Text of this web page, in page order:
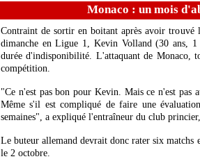
Monaco : un mois
Contraint de sortir en boitant après avoir
dimanche en Ligue 1, Kevin Volland (30 ans,
durée d'indisponibilité. L'attaquant de Monaco,
compétition.
"Ce n'est pas bon pour Kevin. Mais ce n'est pas
Même s'il est compliqué de faire une
semaines", a expliqué l'entraîneur du club
Le buteur allemand devrait donc rater six matchs
le 2 octobre.